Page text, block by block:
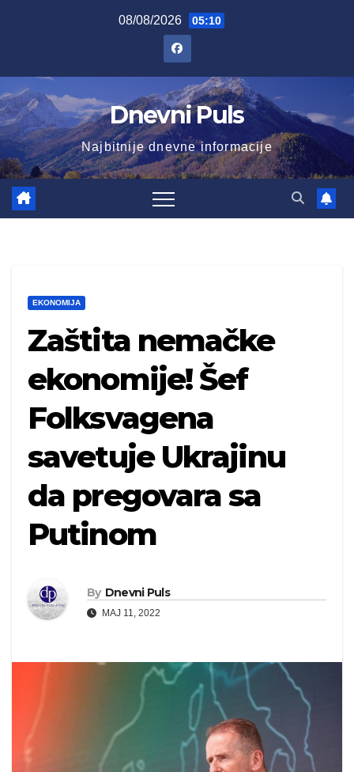
08/08/2026 05:10
Dnevni Puls
Najbitnije dnevne informacije
EKONOMIJA
Zaštita nemačke
ekonomije! Šef
Folksvagena
savetuje Ukrajinu
da pregovara sa
Putinom
By Dnevni Puls
MAJ 11, 2022